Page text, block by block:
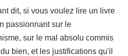
dit, si vous voulez lire un livre
passionnant sur le
sur le mal absolu commis
bien, et les justifications qu'il